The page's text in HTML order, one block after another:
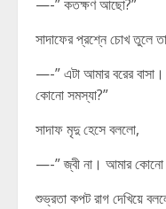
—-” কতক্ষণ আছো?”
সাদাফের প্রশ্নে চোখ তুলে
—-” এটা আমার বরের
কোনো সমস্যা?”
সাদাফ মৃদু হেসে বললো,
—-” জ্বী না। আমার কোনো
শুভ্রতা কপট রাগ দেখিয়ে